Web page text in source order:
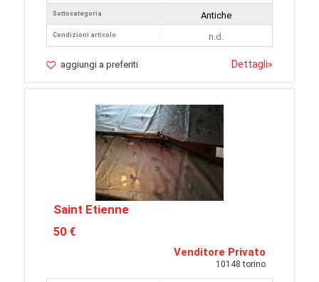
Sottocategoria
Condizioni articolo
Antiche
n.d.
aggiungi a preferiti Dettagli»
Saint Etienne
50 €
Venditore Privato
10148 torino